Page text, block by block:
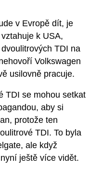
v Evropě dít, je
k USA,
TDI na
Volkswagen
usilovně pracuje.
TDI se mohou setkat
aby si
protože ten
TDI. To byla
ale když
ještě více vidět.